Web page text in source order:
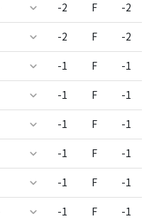
-2 F -2
-2 F -2
-1 F -1
-1 F -1
-1 F -1
-1 F -1
-1 F -1
-1 F -1